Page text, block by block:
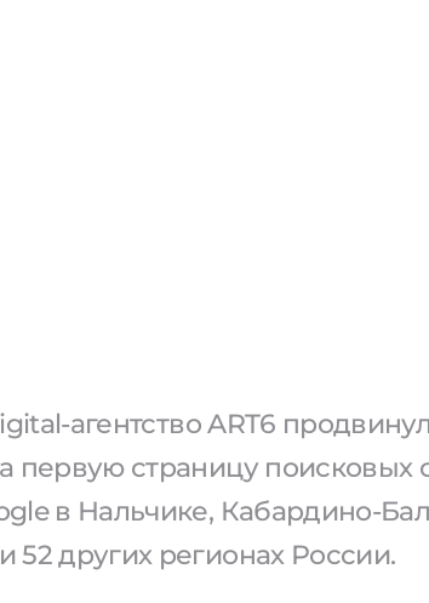
агентство ART6
первую страницу поисковых
в Нальчике, Кабардино-
52 других регионах России.